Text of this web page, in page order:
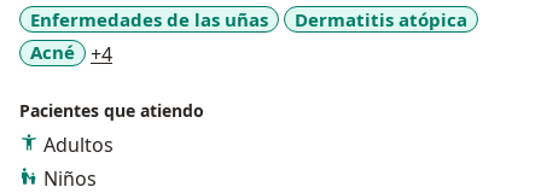
Enfermedades de las uñas
Dermatitis atópica
Acné
+4a11y_sr_more_diseases
Pacientes que atiendo
Adultos
Niños